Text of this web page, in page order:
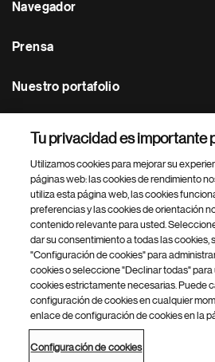
Navegador
Prensa
Nuestro portafolio
Footer Site Search
inferior
del
© 2026
Política de privacidad Términos de uso
Configuración de cookies
Tu privacidad es importante
Utilizamos cookies para mejorar su
páginas web: las cookies de rendimiento
utiliza esta página web, las cookies
preferencias y las cookies de orientación
contenido relevante para usted.
dar su consentimiento a todas las cookies,
"Configuración de cookies" para
cookies o seleccione "Declinar todas" para
cookies estrictamente necesarias. Puede
configuración de cookies en cualquier
enlace de configuración de cookies en la
Configuración de cookies